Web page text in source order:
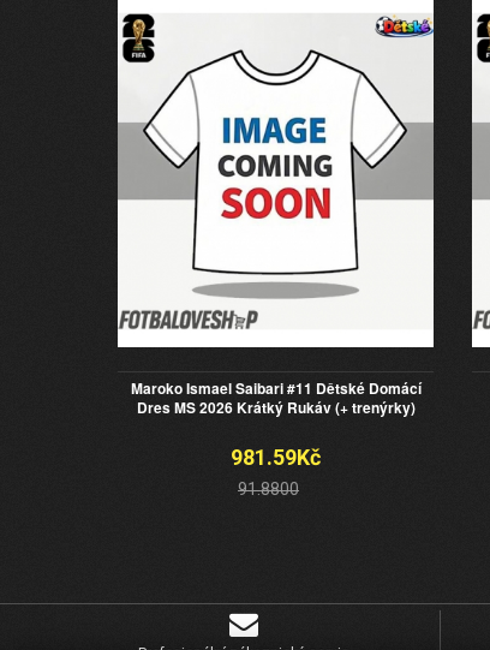
Maroko Ismael Saibari #11 Dětské Domácí
Dres MS 2026 Krátký Rukáv (+ trenýrky)
981.59Kč
91.8800